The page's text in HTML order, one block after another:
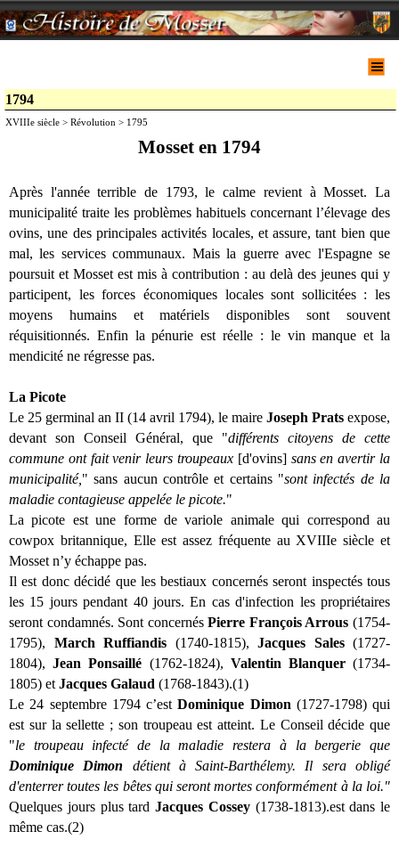
1794
XVIIIe siècle > Révolution > 1795
Mosset en 1794
Après l'année terrible de 1793, le calme revient à Mosset. La
municipalité traite les problèmes habituels concernant l’élevage des
ovins, une des principales activités locales, et assure, tant bien que
mal, les services communaux. Mais la guerre avec l'Espagne se
poursuit et Mosset est mis à contribution : au delà des jeunes qui y
participent, les forces économiques locales sont sollicitées : les
moyens humains et matériels disponibles sont souvent
réquisitionnés. Enfin la pénurie est réelle : le vin manque et la
mendicité ne régresse pas.
La Picote
Le 25 germinal an II (14 avril 1794), le maire Joseph Prats expose,
devant son Conseil Général, que "différents citoyens de cette
commune ont fait venir leurs troupeaux [d'ovins] sans en avertir la
municipalité, " sans aucun contrôle et certains "sont infectés de la
maladie contagieuse appelée le picote."
La picote est une forme de variole animale qui correspond au
cowpox britannique, Elle est assez fréquente au XVIIIe siècle et
Mosset n’y échappe pas.
Il est donc décidé que les bestiaux concernés seront inspectés tous
les 15 jours pendant 40 jours. En cas d'infection les propriétaires
seront condamnés. Sont concernésPierre François Arrous(1754-
1795), March Ruffiandis (1740-1815), Jacques Sales (1727-
1804),Jean Ponsaillé (1762-1824), Valentin Blanquer(1734-
1805) et Jacques Galaud (1768-1843).(1)
Le 24 septembre 1794 c’estDominique Dimon (1727-1798) qui
est sur la sellette ; son troupeau est atteint. Le Conseil décide que
"le troupeau infecté de la maladie restera à la bergerie que
Dominique Dimon détient à Saint-Barthélemy. Il sera obligé
d'enterrer toutes les bêtes qui seront mortes conformément à la loi."
Quelques jours plus tard Jacques Cossey (1738-1813).est dans le
même cas.(2)